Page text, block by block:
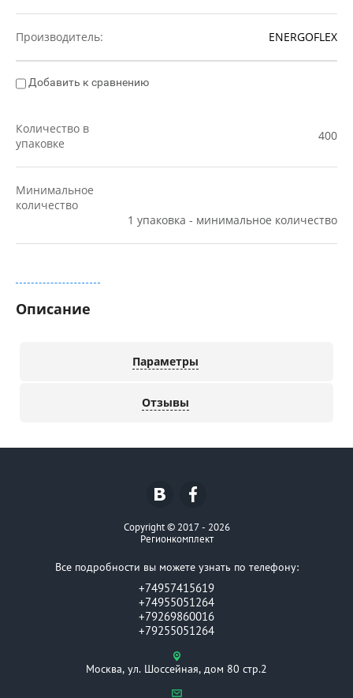
Производитель: ENERGOFLEX
Добавить к сравнению
Количество в
упаковке
400
Минимальное
количество
1 упаковка - минимальное количество
Описание
Параметры
Отзывы
Copyright © 2017 - 2026
Регионкомплект
Все подробности вы можете узнать по телефону:
+74957415619
+74955051264
+79269860016
+79255051264
Москва, ул. Шоссейная, дом 80 стр.2